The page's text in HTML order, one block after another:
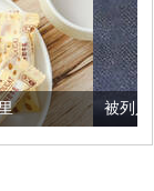
入佛家七宝的它到